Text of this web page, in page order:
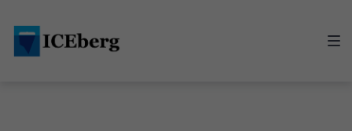
main
content
footer